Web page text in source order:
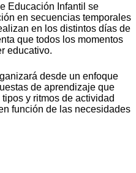
Educación Infantil se
en secuencias temporales
en los distintos días de
que todos los momentos
educativo.
desde un enfoque
de aprendizaje que
y ritmos de actividad
función de las necesidades